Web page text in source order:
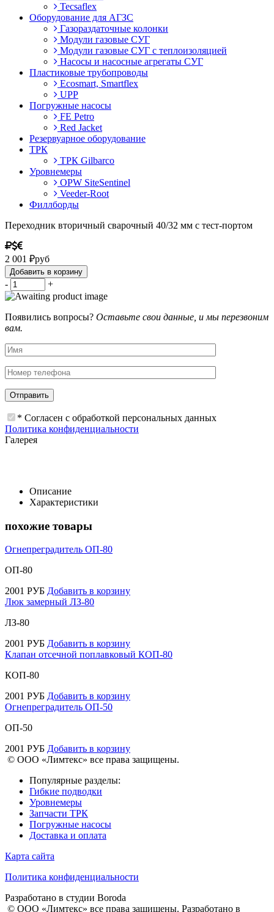
Tecsaflex
Оборудование для АГЗС
Газораздаточные колонки
Модули газовые СУГ
Модули газовые СУГ с теплоизоляцией
Насосы и насосные агрегаты СУГ
Пластиковые трубопроводы
Ecosmart, Smartflex
UPP
Погружные насосы
FE Petro
Red Jacket
Резервуарное оборудование
ТРК
ТРК Gilbarco
Уровнемеры
OPW SiteSentinel
Veeder-Root
Филлборды
Переходник вторичный сварочный 40/32 мм с тест-портом
2 001 ₽руб
Добавить в корзину
- +
Появились вопросы? Оставьте свои данные, и мы перезвоним
вам.
* Согласен с обработкой персональных данных
Политика конфиденциальности
Галерея
Описание
Характеристики
похожие товары
Огнепреградитель ОП-80
ОП-80
2001 РУБ Добавить в корзину
Люк замерный ЛЗ-80
ЛЗ-80
2001 РУБ Добавить в корзину
Клапан отсечной поплавковый КОП-80
КОП-80
2001 РУБ Добавить в корзину
Огнепреградитель ОП-50
ОП-50
2001 РУБ Добавить в корзину
© ООО «Лимтекс» все права защищены.
Популярные разделы:
Гибкие подводки
Уровнемеры
Запчасти ТРК
Погружные насосы
Доставка и оплата
Карта сайта
Политика конфиденциальности
Разработано в студии Boroda
© ООО «Лимтекс» все права защищены. Разработано в